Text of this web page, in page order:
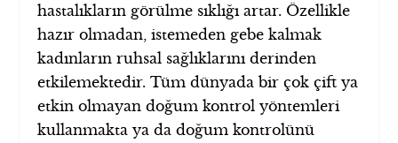
hastalıkların görülme sıklığı artar. Özellikle
hazır olmadan, istemeden gebe kalmak
kadınların ruhsal sağlıklarını derinden
etkilemektedir. Tüm dünyada bir çok çift ya
etkin olmayan doğum kontrol yöntemleri
kullanmakta ya da doğum kontrolünü